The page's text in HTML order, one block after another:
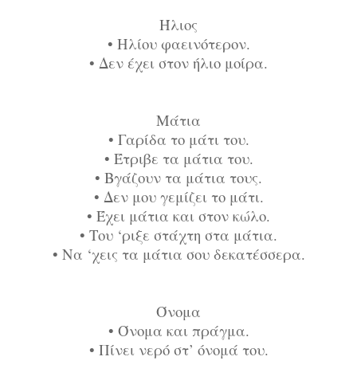
Ήλιος
• Ηλίου φαεινότερον.
• Δεν έχει στον ήλιο μοίρα.
Μάτια
• Γαρίδα το μάτι του.
• Έτριβε τα μάτια του.
• Βγάζουν τα μάτια τους.
• Δεν μου γεμίζει το μάτι.
• Έχει μάτια και στον κώλο.
• Του ‘ριξε στάχτη στα μάτια.
• Να ‘χεις τα μάτια σου δεκατέσσερα.
Όνομα
• Όνομα και πράγμα.
• Πίνει νερό στ’ όνομά του.